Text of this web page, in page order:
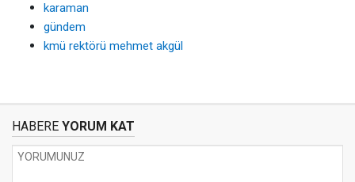
karaman
gündem
kmü rektörü mehmet akgül
HABERE YORUM KAT